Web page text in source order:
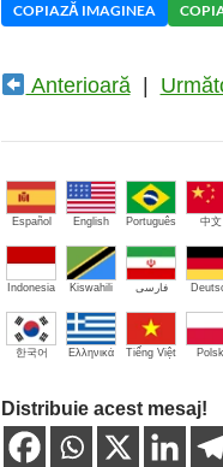
COPIAZĂ IMAGINEA
Anterioară|
Español English Português 中文
Indonesia Kiswahili فارسی
한국어 Ελληνικά Tiếng Việt
Distribuie acest mesaj!